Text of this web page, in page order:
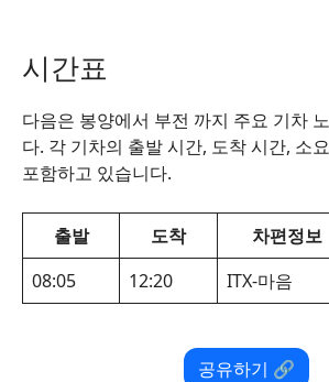
시간표
다음은 봉양에서 부전 까지 주요 기차
다. 각 기차의 출발 시간, 도착 시간, 소
포함하고 있습니다.
출발 도착 차편정보
08:05
12:20 ITX-마음
공유하기 🔗